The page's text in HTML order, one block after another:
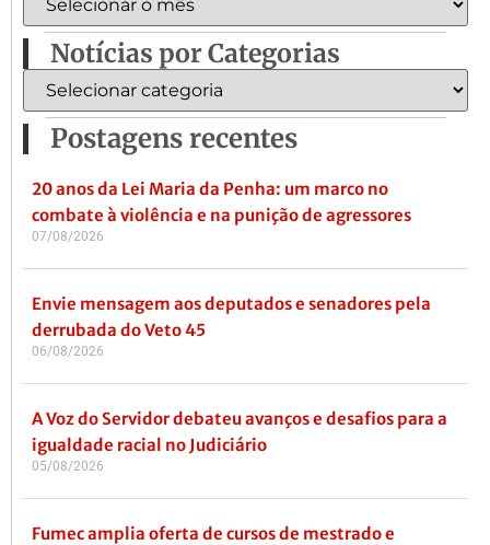
Notícias por Categorias
Postagens recentes
20 anos da Lei Maria da Penha: um marco no
combate à violência e na punição de agressores
07/08/2026
Envie mensagem aos deputados e senadores pela
derrubada do Veto 45
06/08/2026
A Voz do Servidor debateu avanços e desafios para a
igualdade racial no Judiciário
05/08/2026
Fumec amplia oferta de cursos de mestrado e